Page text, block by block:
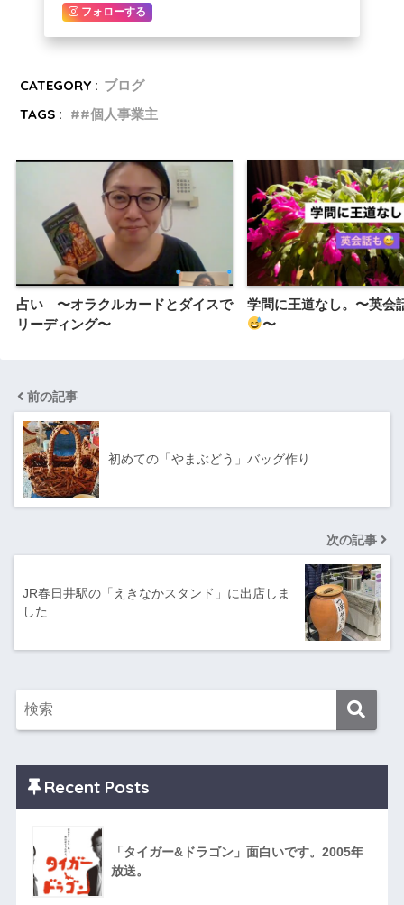
フォローする
CATEGORY : ブログ
TAGS :
#個人事業主
占い 〜オラクルカードとダイスで
リーディング〜
学問に王道なし。〜英会
〜
前の記事
初めての「やまぶどう」バッグ作り
次の記事
JR春日井駅の「えきなかスタンド」に出店しま
した
Recent Posts
「タイガー&ドラゴン」面白いです。2005年
放送。